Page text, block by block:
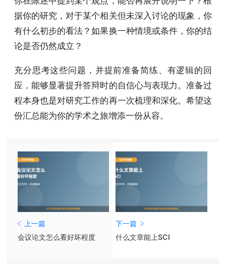
据你的研究，对于某个相关但未深入讨论的现象，你
有什么初步的看法？如果换一种情境或条件，你的结
论是否仍然成立？
充分思考这些问题，并提前准备简练、有逻辑的回
应，能够显著提升答辩时的自信心与表现力。准备过
程本身也是对研究工作的再一次梳理和深化。希望这
份汇总能为你的学术之旅增添一份从容。
上一篇
会议论文怎么看好坏程度
下一篇
什么文章能上SCI